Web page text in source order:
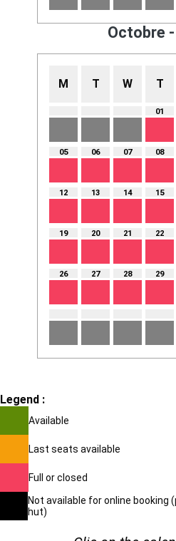
Octobre
M T W T
01
05 06 07 08
12 13 14 15
19 20 21 22
26 27 28 29
Legend :
Available
Last seats available
Full or closed
Not available for online
hut)